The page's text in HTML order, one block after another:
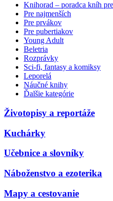
Knihorad – poradca kníh
Pre najmenších
Pre prvákov
Pre pubertiakov
Young Adult
Beletria
Rozprávky
Sci-fi, fantasy a komiksy
Leporelá
Náučné knihy
Ďalšie kategórie
Životopisy a reportáže
Kuchárky
Učebnice a slovníky
Náboženstvo a ezoterika
Mapy a cestovanie